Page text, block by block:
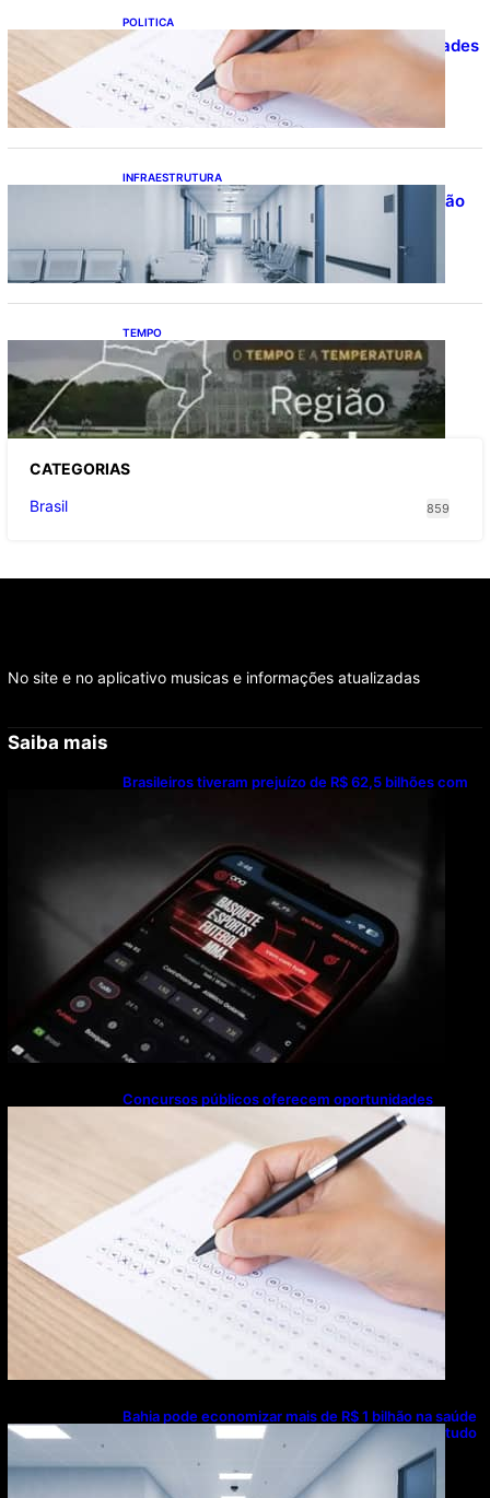
POLITICA
Concursos públicos oferecem oportunidades
mesmo durante o calendário eleitoral
INFRAESTRUTURA
Bahia pode economizar mais de R$ 1 bilhão
na saúde com universalização do
saneamento, aponta estudo
TEMPO
O TEMPO E A TEMPERATURA: Sul terá
chuva, frio e possibilidade de trovoadas
neste domingo (9)
CATEGORIAS
Brasil
859
No site e no aplicativo musicas e informações atualizadas
Saiba mais
Brasileiros tiveram prejuízo de R$ 62,5 bilhões com
Concursos públicos oferecem oportunidades
Bahia pode economizar mais de R$ 1 bilhão na saúde
com universalização do saneamento, aponta estudo